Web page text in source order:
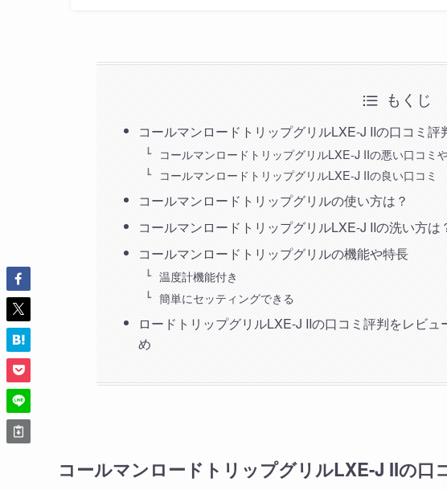
もくじ
コールマンロードトリップグリルLXE-J IIの口コミ評
コールマンロードトリップグリルLXE-J IIの悪い口コミ
コールマンロードトリップグリルLXE-J IIの良い口コミ
コールマンロードトリップグリルの使い方は？
コールマンロードトリップグリルLXE-J IIの洗い方は
コールマンロードトリップグリルの機能や特長
温度計機能付き
簡単にセッティングできる
ロードトリップグリルLXE-J IIの口コミ評判をレビ
め
コールマンロードトリップグリルLXE-J IIの口